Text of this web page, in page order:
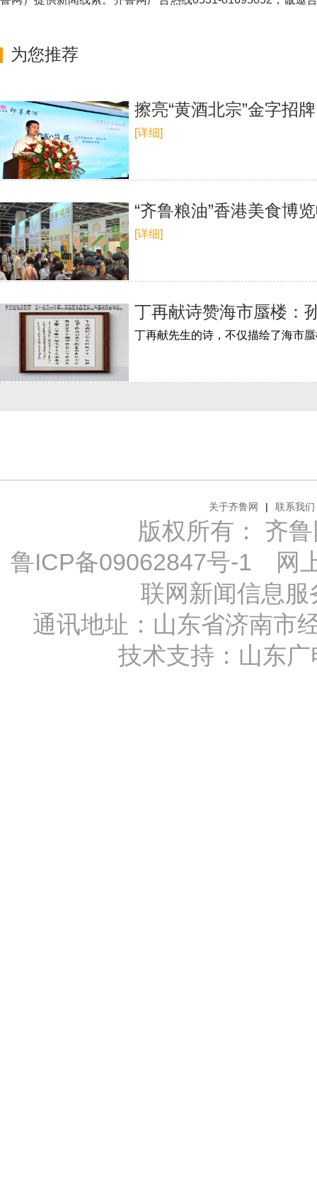
为您推荐
擦亮“黄酒北宗”金字招
[详细]
“齐鲁粮油”香港美食博
[详细]
丁再献诗赞海市蜃楼：
关于齐鲁网 | 联系我们
版权所有： 齐
鲁ICP备09062847号-1 网
联网新闻信息
通讯地址：山东省济南
技术支持： 山东